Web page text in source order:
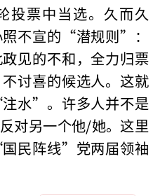
投票中当选。久而久
不宣的“潜规则”：
见的不和，全力归票
讨喜的候选人。这就
水”。许多人并不是
对另一个他/她。这里
民阵线”党两届领袖